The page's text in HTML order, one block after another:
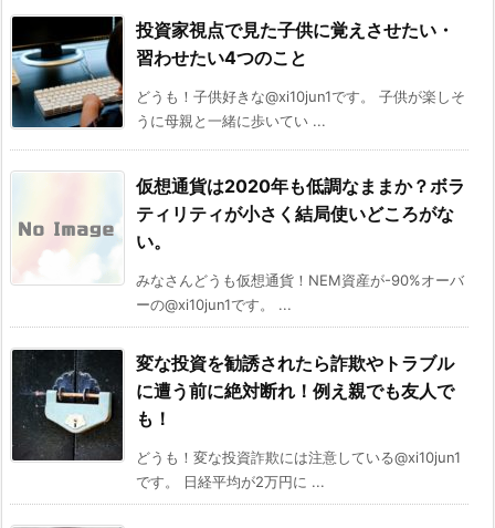
投資家視点で見た子供に覚えさせたい・
習わせたい4つのこと
どうも！子供好きな@xi10jun1です。 子供が楽しそ
うに母親と一緒に歩いてい ...
仮想通貨は2020年も低調なままか？ボラ
ティリティが小さく結局使いどころがな
い。
みなさんどうも仮想通貨！NEM資産が-90%オーバ
ーの@xi10jun1です。 ...
変な投資を勧誘されたら詐欺やトラブル
に遭う前に絶対断れ！例え親でも友人で
も！
どうも！変な投資詐欺には注意している@xi10jun1
です。 日経平均が2万円に ...